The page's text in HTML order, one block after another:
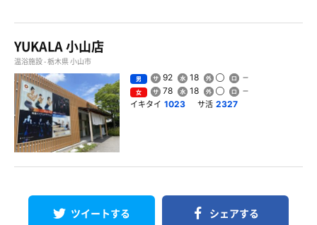
YUKALA 小山店
温浴施設 - 栃木県 小山市
男 92 18
女 78 18
イキタイ 1023 サ活 2327
ツイートする シェアする